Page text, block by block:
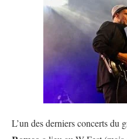
L’un des derniers concerts du